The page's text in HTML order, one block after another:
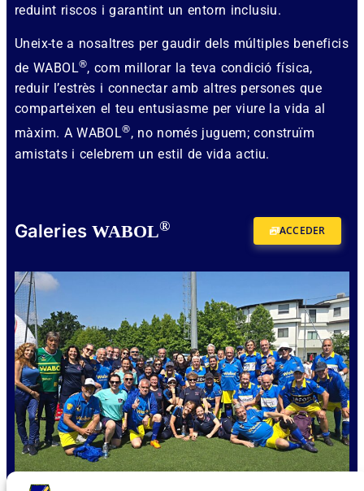
reduint riscos i garantint un entorn inclusiu.
Uneix-te a nosaltres per gaudir dels múltiples beneficis
de WABOL®, com millorar la teva condició física,
reduir l’estrès i connectar amb altres persones que
comparteixen el teu entusiasme per viure la vida al
màxim. A WABOL®, no només juguem; construïm
amistats i celebrem un estil de vida actiu.
Galeries WABOL® ACCEDER